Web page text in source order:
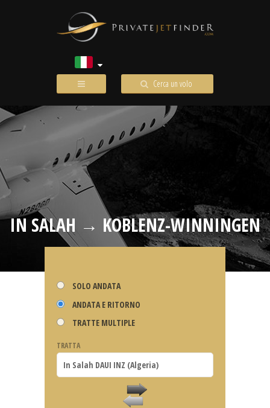
Cerca un volo
IN SALAH → KOBLENZ-WINNINGEN
SOLO ANDATA
ANDATA E RITORNO
TRATTE MULTIPLE
TRATTA